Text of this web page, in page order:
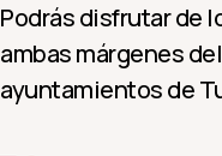
Podrás disfrutar de
ambas márgenes
ayuntamientos de